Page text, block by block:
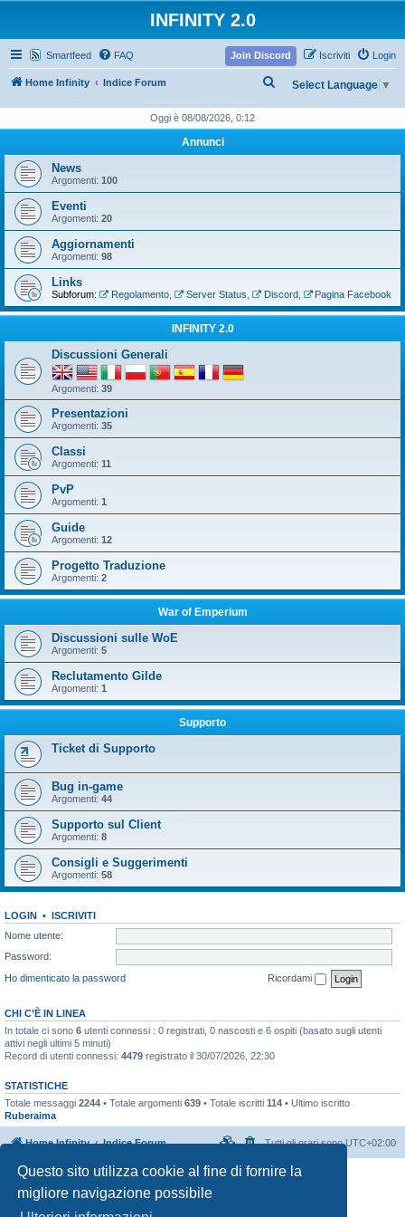
Questo sito utilizza cookie al fine di fornire la
migliore navigazione possibile
INFINITY 2.0
Smartfeed FAQ Login
Iscriviti
Join Discord
Home Infinity Indice Forum Select Language ▼
Oggi è 08/08/2026, 0:12
Annunci
News
Argomenti: 100
Eventi
Argomenti: 20
Aggiornamenti
Argomenti: 98
Links
Subforum: Regolamento, Server Status Discord, Pagina Facebook
INFINITY 2.0
Discussioni Generali
Argomenti: 39
Presentazioni
Argomenti: 35
Classi
Argomenti: 11
PvP
Argomenti: 1
Guide
Argomenti: 12
Progetto Traduzione
Argomenti: 2
War of Emperium
Discussioni sulle WoE
Argomenti: 5
Reclutamento Gilde
Argomenti: 1
Supporto
Ticket di Supporto
Bug in-game
Argomenti: 44
Supporto sul Client
Argomenti: 8
Consigli e Suggerimenti
Argomenti: 58
LOGIN • ISCRIVITI
Nome utente:
Password:
Ho dimenticato la password
Ricordami
CHI C’È IN LINEA
In totale ci sono 6 utenti connessi : 0 registrati, 0 nascosti e 6 ospiti (basato sugli utenti
attivi negli ultimi 5 minuti)
Record di utenti connessi: 4479 registrato il 30/07/2026, 22:30
STATISTICHE
Totale messaggi 2244 • Totale argomenti 639 • Totale iscritti 114 • Ultimo iscritto
Ruberaima
Home Infinity Indice Forum Tutti gli orari sonoUTC+02:00
Creato daphpBB® Forum Software © phpBB Limited
Traduzione Italiana